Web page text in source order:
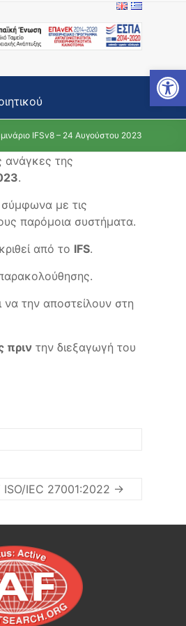
Open toolbar
IFSv8 – 24 Αυγούστου 2023
ανάγκες της
.
σύμφωνα με τις
παρόμοια συστήματα.
από το IFS.
να την αποστείλουν στη
πριν την διεξαγωγή του
IEC 27001:2022 →